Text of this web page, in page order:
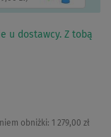
u dostawcy. Z tobą
obniżki: 1 279,00 zł